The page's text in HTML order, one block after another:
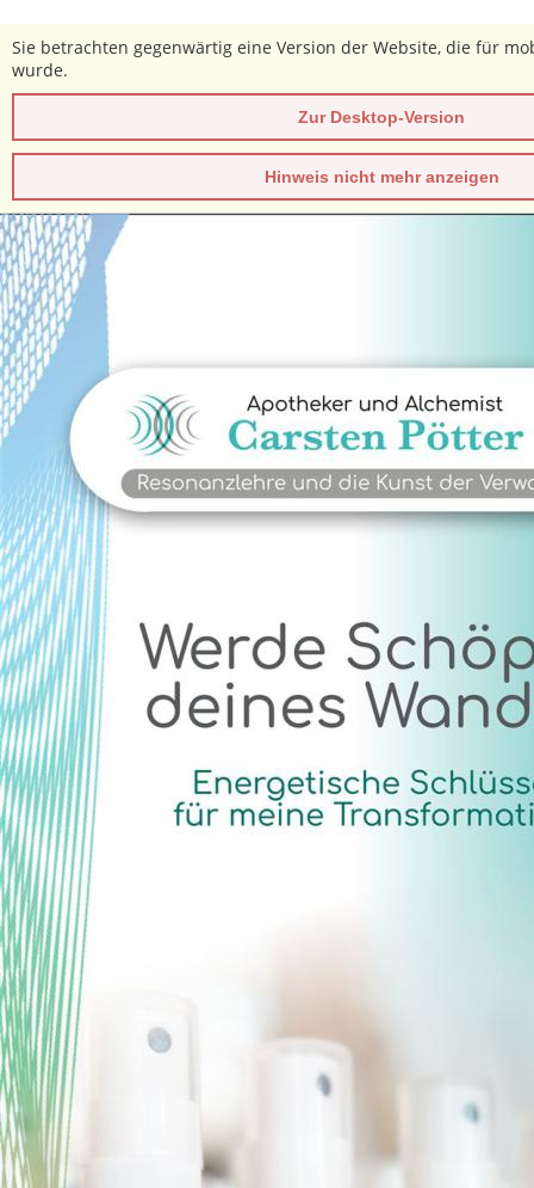
Sie betrachten gegenwärtig eine Version der Website, die für
wurde.
Zur Desktop-Version
Hinweis nicht mehr anzeigen